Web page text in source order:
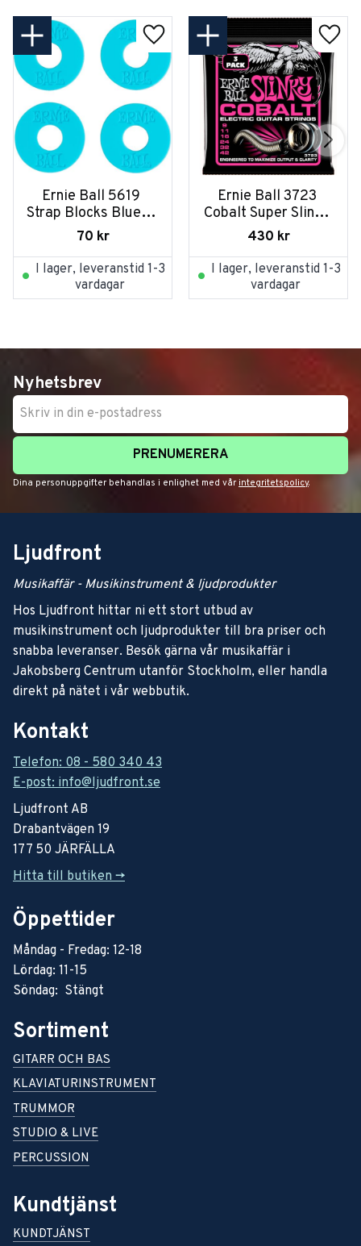
Ernie Ball 5619
Strap Blocks Blue 4-
pack
70 kr
I lager, leveranstid 1-3
vardagar
Ernie Ball 3723
Cobalt Super Slinky
009-042 3-pack
430 kr
I lager, leveranstid 1-3
vardagar
Nyhetsbrev
PRENUMERERA
Dina personuppgifter behandlas i enlighet med vår integritetspolicy.
Ljudfront
Musikaffär - Musikinstrument & ljudprodukter
Hos Ljudfront hittar ni ett stort utbud av
musikinstrument och ljudprodukter till bra priser och
snabba leveranser. Besök gärna vår musikaffär i
Jakobsberg Centrum utanför Stockholm, eller handla
direkt på nätet i vår webbutik.
Kontakt
Telefon: 08 - 580 340 43
E-post: info@ljudfront.se
Ljudfront AB
Drabantvägen 19
177 50 JÄRFÄLLA
Hitta till butiken ->
Öppettider
Måndag - Fredag: 12-18
Lördag: 11-15
Söndag: Stängt
Sortiment
GITARR OCH BAS
KLAVIATURINSTRUMENT
TRUMMOR
STUDIO & LIVE
PERCUSSION
Kundtjänst
KUNDTJÄNST